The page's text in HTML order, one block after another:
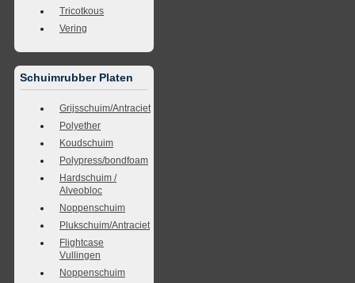
Tricotkous
Vering
Schuimrubber Platen
Grijsschuim/Antraciet
Polyether
Koudschuim
Polypress/bondfoam
Hardschuim /
Alveobloc
Noppenschuim
Plukschuim/Antraciet
Flightcase
Vullingen
Noppenschuim